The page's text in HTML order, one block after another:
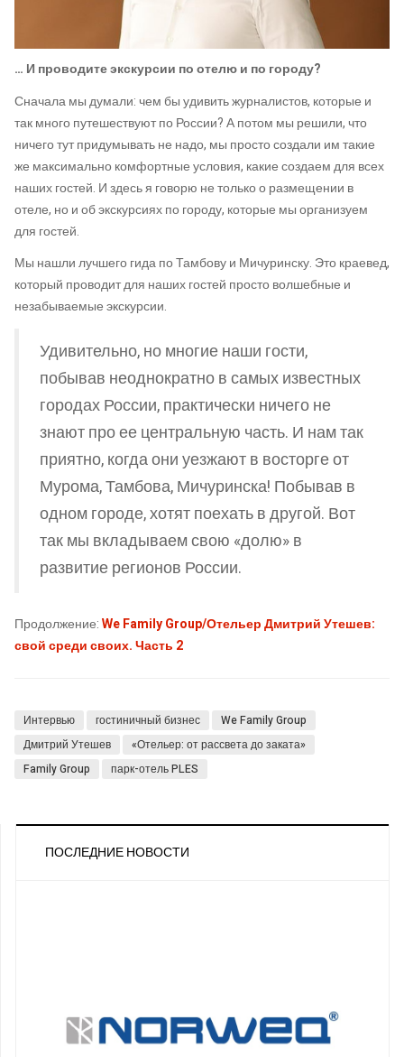
… И проводите экскурсии по отелю и по городу?
Сначала мы думали: чем бы удивить журналистов, которые и
так много путешествуют по России? А потом мы решили, что
ничего тут придумывать не надо, мы просто создали им такие
же максимально комфортные условия, какие создаем для всех
наших гостей. И здесь я говорю не только о размещении в
отеле, но и об экскурсиях по городу, которые мы организуем
для гостей.
Мы нашли лучшего гида по Тамбову и Мичуринску. Это краевед,
который проводит для наших гостей просто волшебные и
незабываемые экскурсии.
Удивительно, но многие наши гости,
побывав неоднократно в самых известных
городах России, практически ничего не
знают про ее центральную часть. И нам так
приятно, когда они уезжают в восторге от
Мурома, Тамбова, Мичуринска! Побывав в
одном городе, хотят поехать в другой. Вот
так мы вкладываем свою «долю» в
развитие регионов России.
Продолжение:We Family Group/Отельер Дмитрий Утешев:
свой среди своих. Часть 2
Интервью гостиничный бизнес
We Family Group
Дмитрий Утешев
«Отельер: от рассвета до заката»
Family Group
парк-отель PLES
ПОСЛЕДНИЕ НОВОСТИ